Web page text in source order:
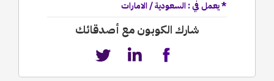
* يعمل في : السعودية / الامارات
شارك الكوبون مع أصدقائك